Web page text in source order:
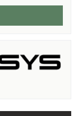
van Eversys